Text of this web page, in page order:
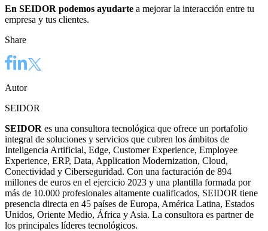
En SEIDOR podemos ayudarte a mejorar la interacción entre tu
empresa y tus clientes.
Share
Autor
SEIDOR
SEIDOR es una consultora tecnológica que ofrece un portafolio
integral de soluciones y servicios que cubren los ámbitos de
Inteligencia Artificial, Edge, Customer Experience, Employee
Experience, ERP, Data, Application Modernization, Cloud,
Conectividad y Ciberseguridad. Con una facturación de 894
millones de euros en el ejercicio 2023 y una plantilla formada por
más de 10.000 profesionales altamente cualificados, SEIDOR tiene
presencia directa en 45 países de Europa, América Latina, Estados
Unidos, Oriente Medio, África y Asia. La consultora es partner de
los principales líderes tecnológicos.